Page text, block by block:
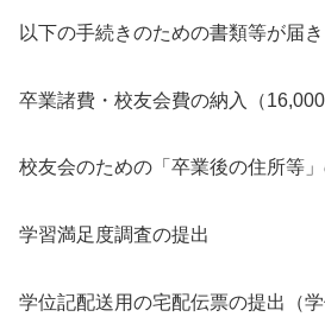
以下の手続きのための書類等が届き
卒業諸費・校友会費の納入（
校友会のための「卒業後の住所等
学習満足度調査の提出
学位記配送用の宅配伝票の提出（